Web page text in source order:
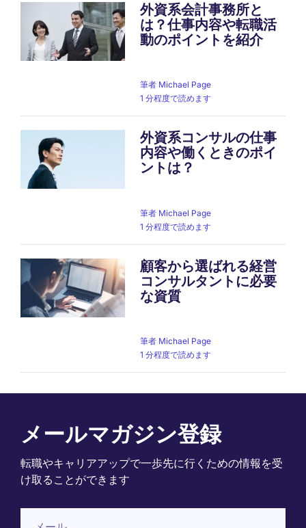
外資系会計事務所と
は？仕事内容や転職活
動のポイントを紹介
筆者 Michael Page
1 分程度で読めます
外資系コンサルの仕事
内容や働くときのポイ
ントは？
筆者 Michael Page
1 分程度で読めます
顧客から選ばれる経営
コンサルタントに必要
な資質
筆者 Michael Page
1 分程度で読めます
メールマガジン登録
転職やキャリアアップで一歩先に行くための情報を受
け取ることができます